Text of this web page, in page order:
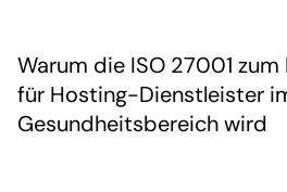
Warum die ISO 27001
für Hosting-Dienstleister
Gesundheitsbereich wird